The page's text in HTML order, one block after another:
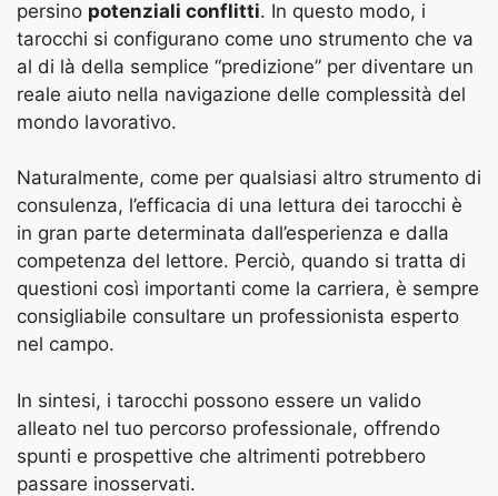
persino potenziali conflitti. In questo modo, i
tarocchi si configurano come uno strumento che va
al di là della semplice “predizione” per diventare un
reale aiuto nella navigazione delle complessità del
mondo lavorativo.
Naturalmente, come per qualsiasi altro strumento di
consulenza, l’efficacia di una lettura dei tarocchi è
in gran parte determinata dall’esperienza e dalla
competenza del lettore. Perciò, quando si tratta di
questioni così importanti come la carriera, è sempre
consigliabile consultare un professionista esperto
nel campo.
In sintesi, i tarocchi possono essere un valido
alleato nel tuo percorso professionale, offrendo
spunti e prospettive che altrimenti potrebbero
passare inosservati.